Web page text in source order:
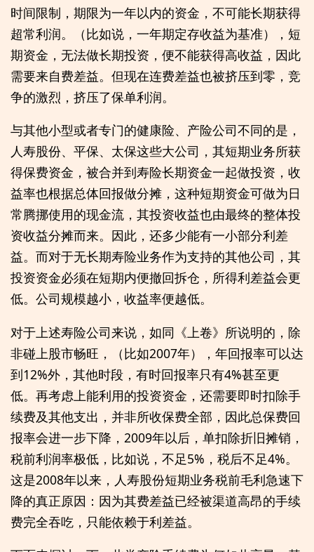
时间限制，期限为一年以内的资金，不可能长期获得
超常利润。（比如说，一年期定存收益为基准），短
期资金，无法做长期投资，便不能获得高收益，因此
需要来自费差益。但现在连费差益也被挤压到零，竞
争的激烈，挤压了保单利润。
与其他小型或者专门的健康险、产险公司不同的是，
人寿股份、平保、太保这些大公司，其短期业务所获
得保费资金，被合并到寿险长期资金一起做投资，收
益率也根据总体回报做分摊，这种短期资金可做为日
常腾挪使用的现金流，其投资收益也由最终的整体投
资收益分摊而来。因此，还多少能有一小部分利差
益。而对于无长期寿险业务作为支持的其他公司，其
投资资金必须在短期内便撤回拆仓，所得利差益会更
低。公司规模越小，收益率便越低。
对于上述寿险公司来说，如同《上卷》所说明的，除
非碰上股市畅旺，（比如2007年），年回报率可以达
到12%外，其他时段，有时回报率只有4%甚至更
低。再考虑上能利用的投资资金，还需要即时扣除手
续费及其他支出，并非所收保费全部，因此总保费回
报率会进一步下降，2009年以后，单扣除折旧摊销，
税前利润率极低，比如说，不足5%，税后不足4%。
这是2008年以来，人寿股份短期业务税前毛利急速下
降的真正原因：因为其费差益已经被渠道高昂的手续
费完全吞吃，只能依赖于利差益。